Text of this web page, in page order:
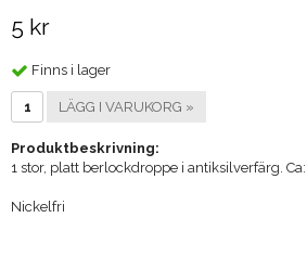
5 kr
Finns i lager
LÄGG I VARUKORG »
Produktbeskrivning:
1 stor, platt berlockdroppe i antiksilverfärg. Ca:
Nickelfri